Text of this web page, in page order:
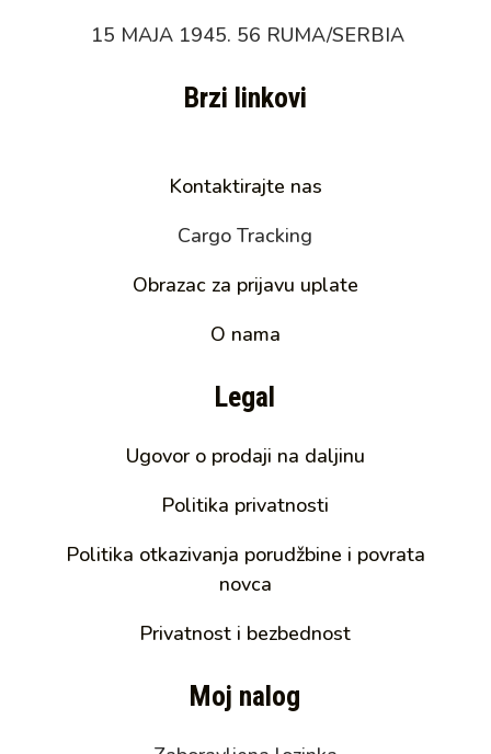
15 MAJA 1945. 56 RUMA/SERBIA
Brzi linkovi
Kontaktirajte nas
Cargo Tracking
Obrazac za prijavu uplate
O nama
Legal
Ugovor o prodaji na daljinu
Politika privatnosti
Politika otkazivanja porudžbine i povrata
novca
Privatnost i bezbednost
Moj nalog